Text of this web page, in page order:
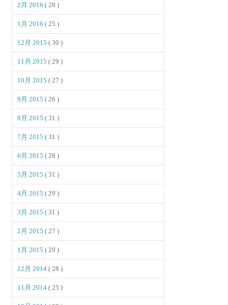
2月 2016( 28 )
1月 2016( 25 )
12月 2015( 30 )
11月 2015( 29 )
10月 2015( 27 )
9月 2015( 26 )
8月 2015( 31 )
7月 2015( 31 )
6月 2015( 28 )
5月 2015( 31 )
4月 2015( 29 )
3月 2015( 31 )
2月 2015( 27 )
1月 2015( 29 )
12月 2014( 28 )
11月 2014( 25 )